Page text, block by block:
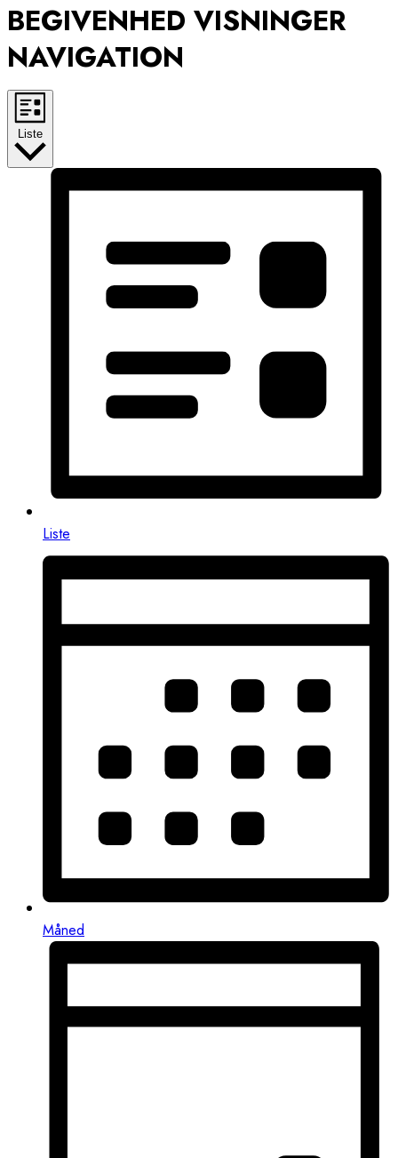
BEGIVENHED VISNINGER
NAVIGATION
Liste
Liste
Måned